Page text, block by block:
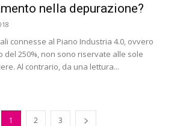
nella depurazione?
connesse al Piano Industria 4.0, ovvero
del 250%, non sono riservate alle sole
Al contrario, da una lettura...
1 2 3